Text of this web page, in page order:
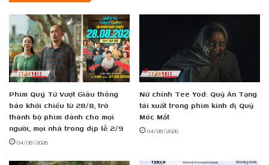
Phim Quý Tử Vượt Giàu thông
báo khởi chiếu từ 28/8, trở
thành bộ phim dành cho mọi
người, mọi nhà trong dịp lễ 2/9
04/08/2026
Nữ chính Tee Yod: Quỷ Ăn Tạng
tái xuất trong phim kinh dị Quỷ
Móc Mắt
04/08/2026